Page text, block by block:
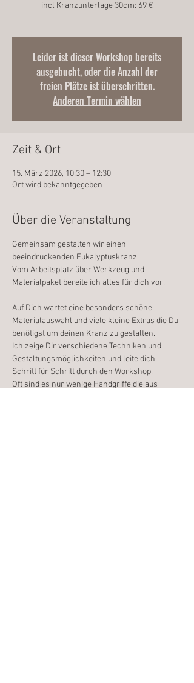
incl Kranzunterlage 30cm: 69 €
Leider ist dieser Workshop bereits
ausgebucht, oder die Anzahl der
freien Plätze ist überschritten.
Anderen Termin wählen
Zeit & Ort
15. März 2026, 10:30 – 12:30
Ort wird bekanntgegeben
Über die Veranstaltung
Gemeinsam gestalten wir einen
beeindruckenden Eukalyptuskranz.
Vom Arbeitsplatz über Werkzeug und
Materialpaket bereite ich alles für dich vor.
Auf Dich wartet eine besonders schöne
Materialauswahl und viele kleine Extras die Du
benötigst um deinen Kranz zu gestalten.
Ich zeige Dir verschiedene Techniken und
Gestaltungsmöglichkeiten und leite dich
Schritt für Schritt durch den Workshop.
Oft sind es nur wenige Handgriffe die aus